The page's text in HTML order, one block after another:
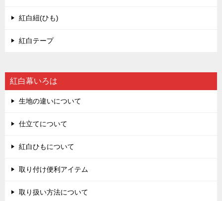
紅白紐(ひも)
紅白テープ
紅白幕いろは
生地の違いについて
仕立てについて
紅白ひもについて
取り付け便利アイテム
取り扱い方法について